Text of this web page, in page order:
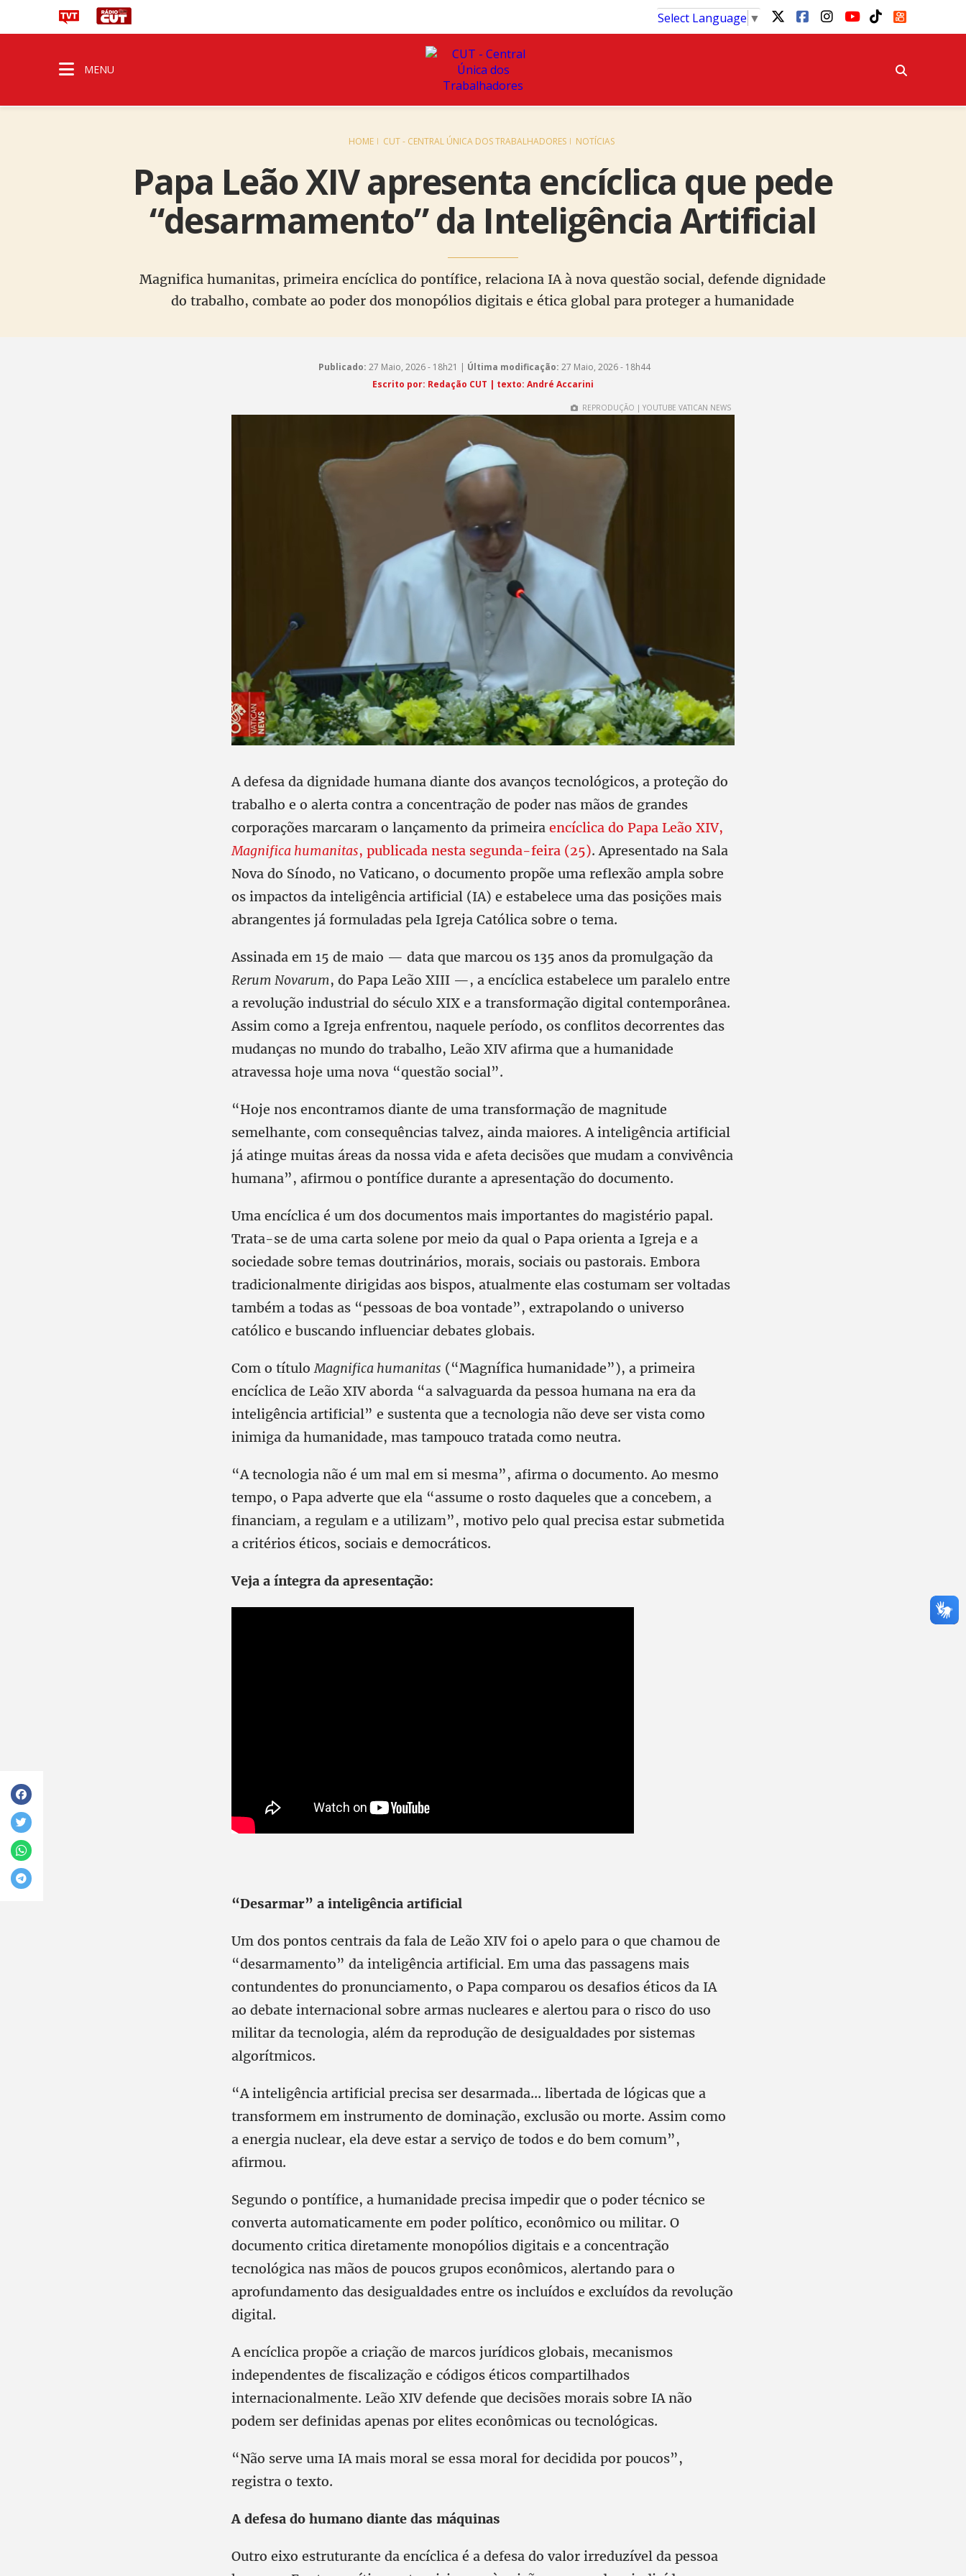
Select Language ▼
MENU
HOME CUT - CENTRAL ÚNICA DOS TRABALHADORES NOTÍCIAS
Papa Leão XIV apresenta encíclica que pede
“desarmamento” da Inteligência Artificial
Magnifica humanitas, primeira encíclica do pontífice, relaciona IA à nova questão social, defende dignidade
do trabalho, combate ao poder dos monopólios digitais e ética global para proteger a humanidade
Publicado: 27 Maio, 2026 - 18h21 | Última modificação: 27 Maio, 2026 - 18h44
Escrito por: Redação CUT | texto: André Accarini
REPRODUÇÃO | YOUTUBE VATICAN NEWS
A defesa da dignidade humana diante dos avanços tecnológicos, a proteção do
trabalho e o alerta contra a concentração de poder nas mãos de grandes
corporações marcaram o lançamento da primeira encíclica do Papa Leão XIV,
Magnifica humanitas, publicada nesta segunda-feira (25). Apresentado na Sala
Nova do Sínodo, no Vaticano, o documento propõe uma reflexão ampla sobre
os impactos da inteligência artificial (IA) e estabelece uma das posições mais
abrangentes já formuladas pela Igreja Católica sobre o tema.
Assinada em 15 de maio — data que marcou os 135 anos da promulgação da
Rerum Novarum, do Papa Leão XIII —, a encíclica estabelece um paralelo entre
a revolução industrial do século XIX e a transformação digital contemporânea.
Assim como a Igreja enfrentou, naquele período, os conflitos decorrentes das
mudanças no mundo do trabalho, Leão XIV afirma que a humanidade
atravessa hoje uma nova “questão social”.
“Hoje nos encontramos diante de uma transformação de magnitude
semelhante, com consequências talvez, ainda maiores. A inteligência artificial
já atinge muitas áreas da nossa vida e afeta decisões que mudam a convivência
humana”, afirmou o pontífice durante a apresentação do documento.
Uma encíclica é um dos documentos mais importantes do magistério papal.
Trata-se de uma carta solene por meio da qual o Papa orienta a Igreja e a
sociedade sobre temas doutrinários, morais, sociais ou pastorais. Embora
tradicionalmente dirigidas aos bispos, atualmente elas costumam ser voltadas
também a todas as “pessoas de boa vontade”, extrapolando o universo
católico e buscando influenciar debates globais.
Com o títuloMagnifica humanitas (“Magnífica humanidade”), a primeira
encíclica de Leão XIV aborda “a salvaguarda da pessoa humana na era da
inteligência artificial” e sustenta que a tecnologia não deve ser vista como
inimiga da humanidade, mas tampouco tratada como neutra.
“A tecnologia não é um mal em si mesma”, afirma o documento. Ao mesmo
tempo, o Papa adverte que ela “assume o rosto daqueles que a concebem, a
financiam, a regulam e a utilizam”, motivo pelo qual precisa estar submetida
a critérios éticos, sociais e democráticos.
Veja a íntegra da apresentação:
“Desarmar” a inteligência artificial
Um dos pontos centrais da fala de Leão XIV foi o apelo para o que chamou de
“desarmamento” da inteligência artificial. Em uma das passagens mais
contundentes do pronunciamento, o Papa comparou os desafios éticos da IA
ao debate internacional sobre armas nucleares e alertou para o risco do uso
militar da tecnologia, além da reprodução de desigualdades por sistemas
algorítmicos.
“A inteligência artificial precisa ser desarmada... libertada de lógicas que a
transformem em instrumento de dominação, exclusão ou morte. Assim como
a energia nuclear, ela deve estar a serviço de todos e do bem comum”,
afirmou.
Segundo o pontífice, a humanidade precisa impedir que o poder técnico se
converta automaticamente em poder político, econômico ou militar. O
documento critica diretamente monopólios digitais e a concentração
tecnológica nas mãos de poucos grupos econômicos, alertando para o
aprofundamento das desigualdades entre os incluídos e excluídos da revolução
digital.
A encíclica propõe a criação de marcos jurídicos globais, mecanismos
independentes de fiscalização e códigos éticos compartilhados
internacionalmente. Leão XIV defende que decisões morais sobre IA não
podem ser definidas apenas por elites econômicas ou tecnológicas.
“Não serve uma IA mais moral se essa moral for decidida por poucos”,
registra o texto.
A defesa do humano diante das máquinas
Outro eixo estruturante da encíclica é a defesa do valor irreduzível da pessoa